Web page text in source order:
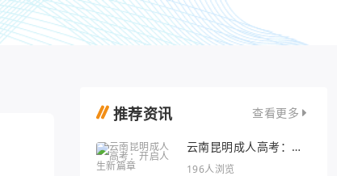
推荐资讯 查看更多
云南昆明成人高考：开
启人生新篇章
196人浏览